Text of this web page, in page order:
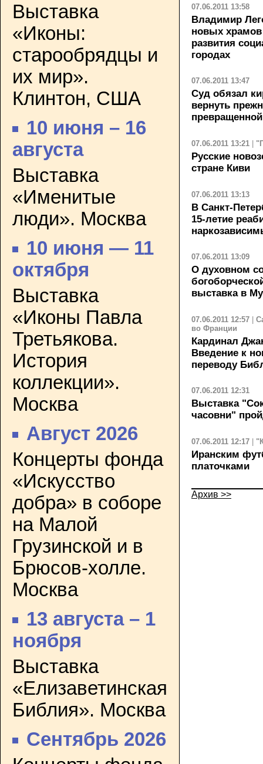
Выставка
«Иконы:
старообрядцы и
их мир».
Клинтон, США
10 июня – 16
августа
Выставка
«Именитые
люди». Москва
10 июня — 11
октября
Выставка
«Иконы Павла
Третьякова.
История
коллекции».
Москва
Август 2026
Концерты фонда
«Искусство
добра» в соборе
на Малой
Грузинской и в
Брюсов-холле.
Москва
13 августа – 1
ноября
Выставка
«Елизаветинская
Библия». Москва
Сентябрь 2026
07.06.2011 13:58
Владимир
новых
развития
городах
07.06.2011 13:47
Суд обязал
вернуть
07.06.2011 13:21
Русские
стране Киви
07.06.2011 13:13
В Санкт-
15-летие
07.06.2011 13:09
О духовном
выставка в
07.06.2011 12:57
во Франции
Кардинал
Введение к
переводу
07.06.2011 12:31
Выставка
часовни"
07.06.2011 12:17
Иранским
платочками
Архив >>